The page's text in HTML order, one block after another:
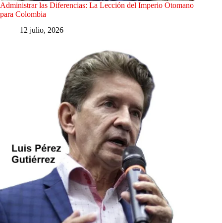
Administrar las Diferencias: La Lección del Imperio Otomano
para Colombia
12 julio, 2026